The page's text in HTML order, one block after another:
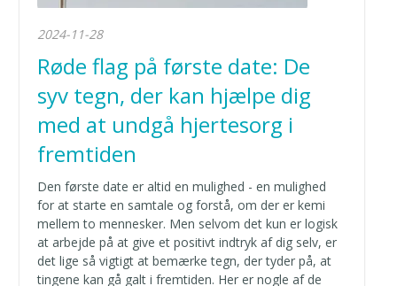
2024-11-28
Røde flag på første date: De
syv tegn, der kan hjælpe dig
med at undgå hjertesorg i
fremtiden
Den første date er altid en mulighed - en mulighed
for at starte en samtale og forstå, om der er kemi
mellem to mennesker. Men selvom det kun er logisk
at arbejde på at give et positivt indtryk af dig selv, er
det lige så vigtigt at bemærke tegn, der tyder på, at
tingene kan gå galt i fremtiden. Her er nogle af de